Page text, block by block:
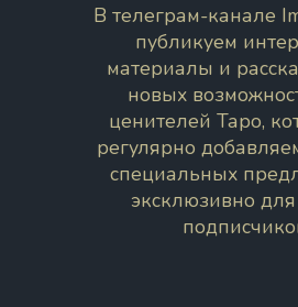
В телеграм-канале
публикуем
материалы и
новых
ценителей Таро,
регулярно
специальных
эксклюзивно